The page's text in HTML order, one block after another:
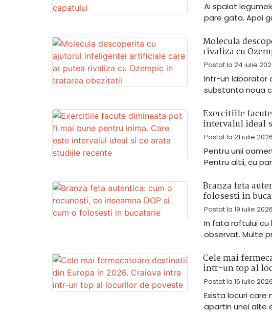
Ai spalat
pare gata. Apoi
Molecula
rivaliza cu
Postat la 24 iulie
Intr-un laborator
substanta noua
Exercitiile
intervalul ideal
Postat la 21 iulie 2026
Pentru unii
Pentru altii, cu
Branza feta
folosesti in
Postat la 19 iulie 2026
In fata raftului cu
observat. Multe
Cele mai
intr-un top al
Postat la 16 iulie 2026
Exista locuri
apartin unei alte